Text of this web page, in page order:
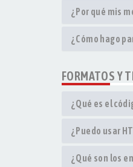
¿Por qué mis
¿Cómo hago
FORMATOS Y
¿Qué es el
¿Puedo usar
¿Qué son los